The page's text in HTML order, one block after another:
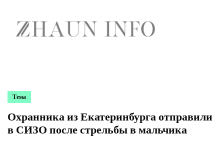
Тема
Охранника из Екатеринбурга отправили
в СИЗО после стрельбы в мальчика